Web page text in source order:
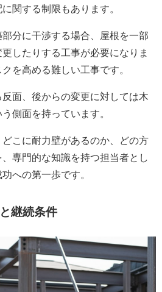
関する制限もあります。
分に干渉する場合、屋根を一部
したりする工事が必要になりま
を高める難しい工事です。
面、後からの変更に対しては木
側面を持っています。
こに耐力壁があるのか、どの方
専門的な知識を持つ担当者とし
への第一歩です。
継続条件